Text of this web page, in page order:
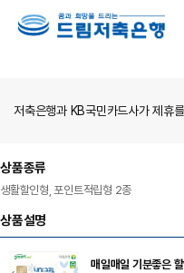
저축은행과 KB국민카드사가 제휴
상품종류
생활할인형, 포인트적립형 2종
상품설명
매일매일 기분좋은